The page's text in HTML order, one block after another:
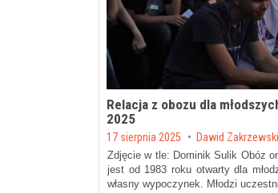
Relacja z obozu dla
2025
Posted on
17 sierpnia 2025 by Dawid Zakrzewski
Zdjęcie w tle: Dominik Sulik Obóz
jest od 1983 roku otwarty dla
własny wypoczynek. Młodzi